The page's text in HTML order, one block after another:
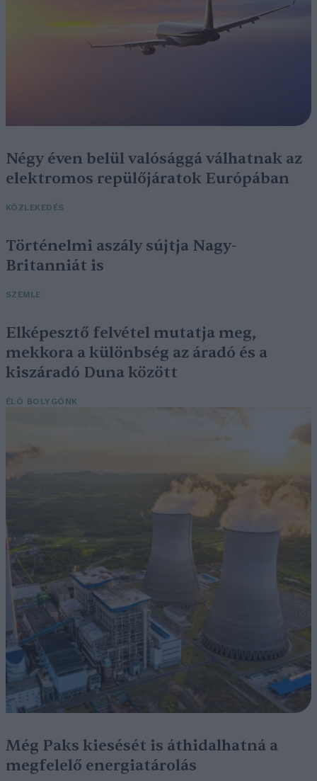
Négy éven belül valósággá válhatnak az
elektromos repülőjáratok Európában
KÖZLEKEDÉS
Történelmi aszály sújtja Nagy-
Britanniát is
SZEMLE
Elképesztő felvétel mutatja meg,
mekkora a különbség az áradó és a
kiszáradó Duna között
ÉLŐ BOLYGÓNK
Még Paks kiesését is áthidalhatná a
megfelelő energiatárolás